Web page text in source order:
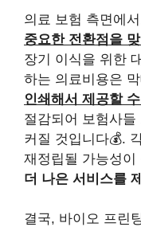
의료 보험 측면에
중요한 전환점을
장기 이식을 위한
하는 의료비용은
인쇄해서 제공할 수
절감되어 보험사
커질 것입니다💰.
재정립될 가능성이
더 나은 서비스를
결국, 바이오 프린